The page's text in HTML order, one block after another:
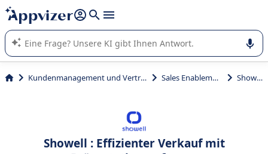
beantworten (mehrere Zeilen mit
Die KI von Appvizer führt Sie bei der Nutzung oder Auswahl
von SaaS-Software in Unternehmen.
Kundenmanagement und Vertrieb Sales Enablement Showell
Showell : Effizienter Verkauf mit